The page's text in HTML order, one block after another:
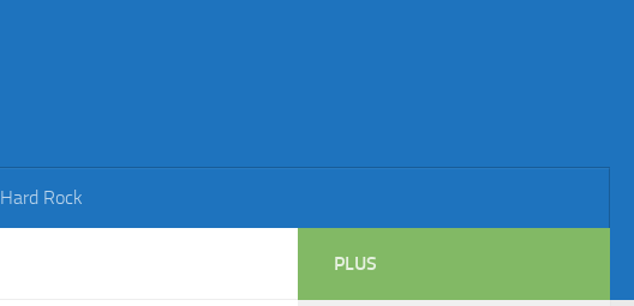
Hard Rock
PLUS